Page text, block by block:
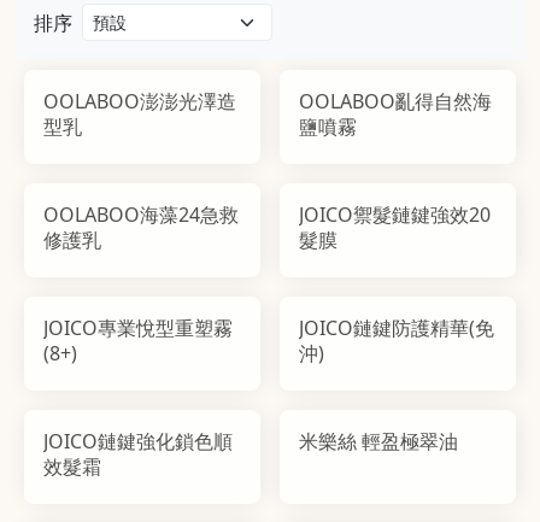
排序
OOLABOO澎澎光澤造
型乳
OOLABOO亂得自然海
鹽噴霧
OOLABOO海藻24急救
修護乳
JOICO禦髮鏈鍵強效20
髮膜
JOICO專業悅型重塑霧
(8+)
JOICO鏈鍵防護精華(免
沖)
JOICO鏈鍵強化鎖色順
效髮霜
米樂絲 輕盈極翠油